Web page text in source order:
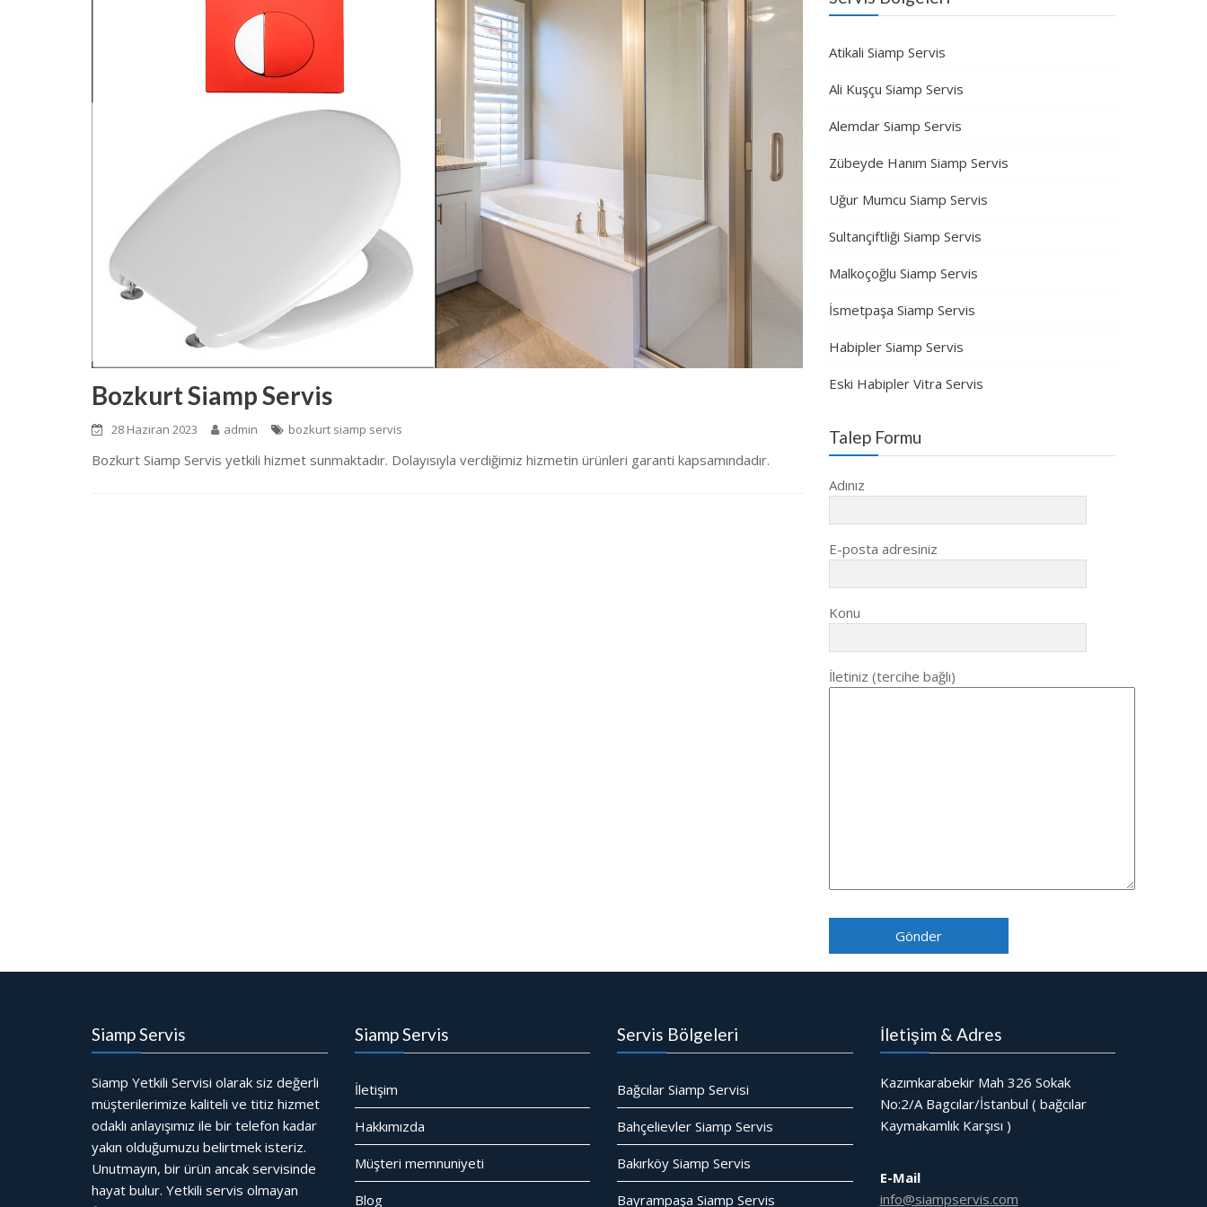
Bozkurt Siamp Servis
28 Haziran 2023 admin bozkurt siamp servis
Bozkurt Siamp Servis yetkili hizmet sunmaktadır. Dolayısıyla verdiğimiz hizmetin ürünleri garanti kapsamındadır.
Atikali Siamp Servis
Ali Kuşçu Siamp Servis
Alemdar Siamp Servis
Zübeyde Hanım Siamp Servis
Uğur Mumcu Siamp Servis
Sultançiftliği Siamp Servis
Malkoçoğlu Siamp Servis
İsmetpaşa Siamp Servis
Habipler Siamp Servis
Eski Habipler Vitra Servis
Talep Formu
Adınız
E-posta adresiniz
Konu
İletiniz (tercihe bağlı)
Siamp Servis
Siamp Yetkili Servisi olarak siz değerli
müşterilerimize kaliteli ve titiz hizmet
odaklı anlayışımız ile bir telefon kadar
yakın olduğumuzu belirtmek isteriz.
Unutmayın, bir ürün ancak servisinde
hayat bulur. Yetkili servis olmayan
Siamp Servis
İletişim
Hakkımızda
Müşteri memnuniyeti
Blog
Servis Bölgeleri
Bağcılar Siamp Servisi
Bahçelievler Siamp Servis
Bakırköy Siamp Servis
Bayrampaşa Siamp Servis
İletişim & Adres
Kazımkarabekir Mah 326 Sokak
No:2/A Bagcılar/İstanbul ( bağcılar
Kaymakamlık Karşısı )
E-Mail
info@siampservis.com